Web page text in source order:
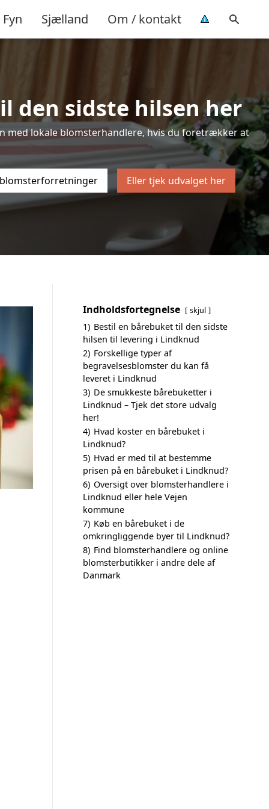
Fyn Sjælland Om / kontakt
den sidste hilsen her
med lokale blomsterhandlere, hvis du foretrækker at
Eller tjek udvalget her
Indholdsfortegnelse skjul
1) Bestil en bårebuket til den sidste
hilsen til levering i Lindknud
2) Forskellige typer af
begravelsesblomster du kan få
leveret i Lindknud
3) De smukkeste bårebuketter i
Lindknud – Tjek det store udvalg
her!
4) Hvad koster en bårebuket i
Lindknud?
5) Hvad er med til at bestemme
prisen på en bårebuket i Lindknud?
6) Oversigt over blomsterhandlere i
Lindknud eller hele Vejen
kommune
7) Køb en bårebuket i de
omkringliggende byer til Lindknud?
8) Find blomsterhandlere og online
blomsterbutikker i andre dele af
Danmark